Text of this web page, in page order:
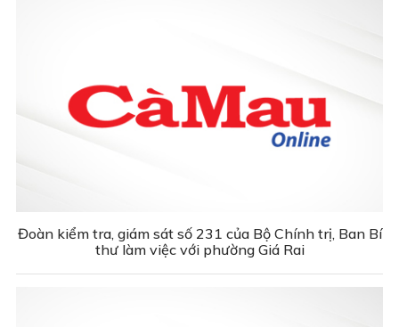
Đoàn kiểm tra, giám sát số 231 của Bộ Chính trị, Ban Bí
thư làm việc với phường Giá Rai